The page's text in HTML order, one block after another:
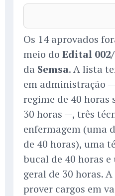
Os 14 aprovados
meio do Edital 002/
da Semsa. A lista
em administração
regime de 40 horas
30 horas —, três
enfermagem (uma
de 40 horas), uma
bucal de 40 horas
geral de 30 horas.
prover cargos em